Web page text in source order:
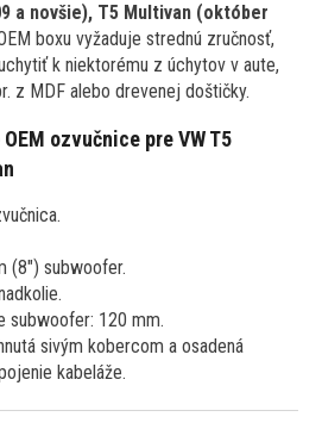
a novšie), T5 Multivan (október
boxu vyžaduje strednú zručnosť,
k niektorému z úchytov v aute,
z MDF alebo drevenej doštičky.
ozvučnice preVW T5
(8") subwoofer.
subwoofer: 120 mm.
sivým kobercom a osadená
kabeláže.